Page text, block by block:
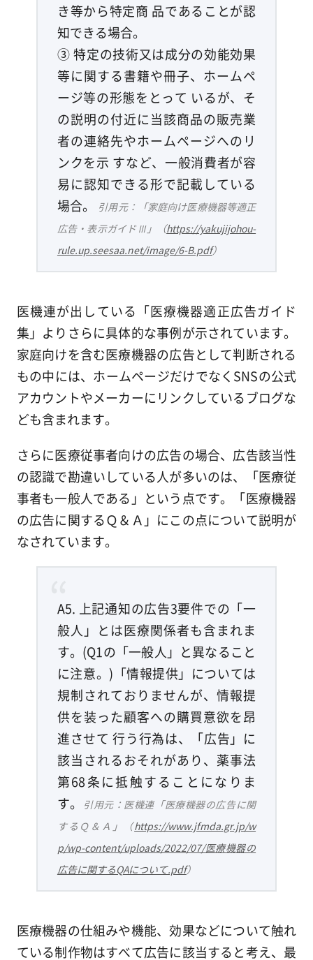
き等から特定商 品であることが認
知できる場合。
③ 特定の技術又は成分の効能効果
等に関する書籍や冊子、ホームペ
ージ等の形態をとって いるが、そ
の説明の付近に当該商品の販売業
者の連絡先やホームページへのリ
ンクを示 すなど、一般消費者が容
易に認知できる形で記載している
場合。
引用元：「家庭向け医療機器等適正
広告・表示ガイドⅢ」（https://yakujijohou-
rule.up.seesaa.net/image/6-B.pdf）
医機連が出している「医療機器適正広告ガイド
集」よりさらに具体的な事例が示されています。
家庭向けを含む医療機器の広告として判断される
もの中には、ホームページだけでなくSNSの公式
アカウントやメーカーにリンクしているブログな
ども含まれます。
さらに医療従事者向けの広告の場合、広告該当性
の認識で勘違いしている人が多いのは、「医療従
事者も一般人である」という点です。「医療機器
の広告に関するＱ＆Ａ」にこの点について説明が
なされています。
A5. 上記通知の広告3要件での「一
般人」とは医療関係者も含まれま
す。(Q1の「一般人」と異なること
に注意。)「情報提供」については
規制されておりませんが、情報提
供を装った顧客への購買意欲を昂
進させて 行う行為は、「広告」に
該当されるおそれがあり、薬事法
第68条に抵触することになりま
す。
引用元：医機連「医療機器の広告に関
するＱ＆Ａ」（https://www.jfmda.gr.jp/w
p/wp-content/uploads/2022/07/医療機器の
広告に関するQAについて.pdf）
医療機器の仕組みや機能、効果などについて触れ
ている制作物はすべて広告に該当すると考え、最